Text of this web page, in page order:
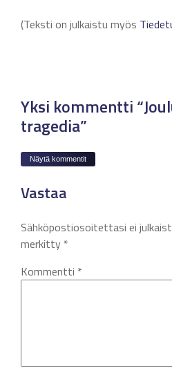
(Teksti on julkaistu myös
Yksi kommentti
tragedia”
Näytä kommentit
Vastaa
Sähköpostiosoitettasi ei
merkitty *
Kommentti *